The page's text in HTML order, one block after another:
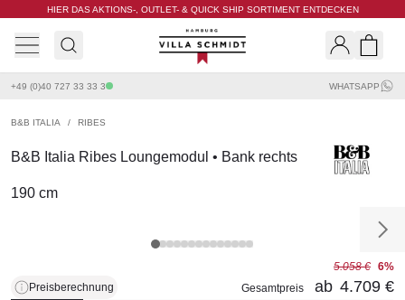
HIER DAS AKTIONS-, OUTLET- & QUICK SHIP SORTIMENT ENTDECKEN
Villa Schmidt
+49 (0)40 727 33 33 3 WHATSAPP
B&B ITALIA / RIBES
B&B Italia Ribes Loungemodul • Bank rechts
190 cm
Preisberechnung
5.058 € 6%
Gesamtpreis
ab 4.709 €